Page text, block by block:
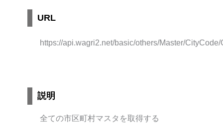
URL
https://api.wagri2.net/basic/others/Master/CityCode/
説明
全ての市区町村マスタを取得する